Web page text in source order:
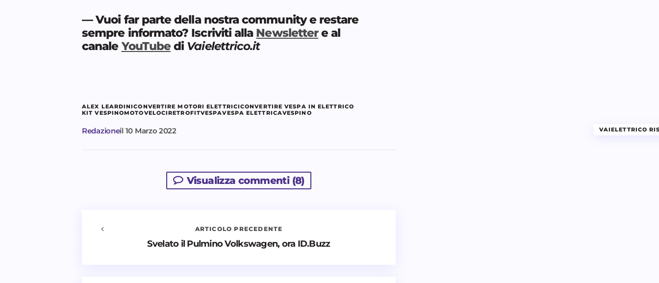
— Vuoi far parte della nostra community e restare
sempre informato? Iscriviti alla Newslettere al
canaleYouTube di Vaielettrico.it
ALEX LEARDINICONVERTIRE MOTORI ELETTRICICONVERTIRE VESPA IN ELETTRICO
KIT VESPINOMOTOVELOCIRETROFITVESPAVESPA ELETTRICAVESPINO
Redazioneil 10 Marzo 2022 VAIELETTRICO
Visualizza commenti (8)
Avvisami quando vengono aggiunti nuovi commenti
ARTICOLO PRECEDENTE
Svelato il Pulmino Volkswagen, ora ID.Buzz